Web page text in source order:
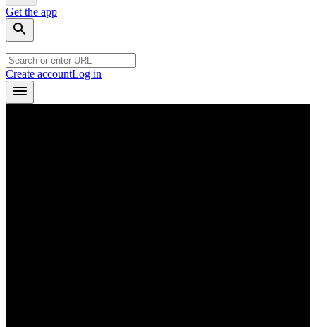
Get the app
Create accountLog in